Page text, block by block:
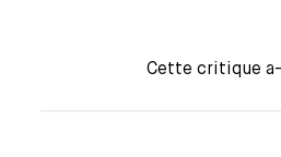
Cette critique